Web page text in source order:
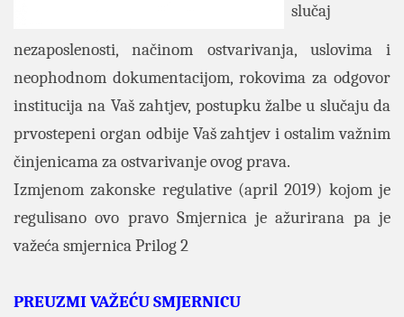
slučaj
nezaposlenosti, načinom ostvarivanja, uslovima i
neophodnom dokumentacijom, rokovima za odgovor
institucija na Vaš zahtjev, postupku žalbe u slučaju da
prvostepeni organ odbije Vaš zahtjev i ostalim važnim
činjenicama za ostvarivanje ovog prava.
Izmjenom zakonske regulative (april 2019) kojom je
regulisano ovo pravo Smjernica je ažurirana pa je
važeća smjernica Prilog 2
PREUZMI VAŽEĆU SMJERNICU